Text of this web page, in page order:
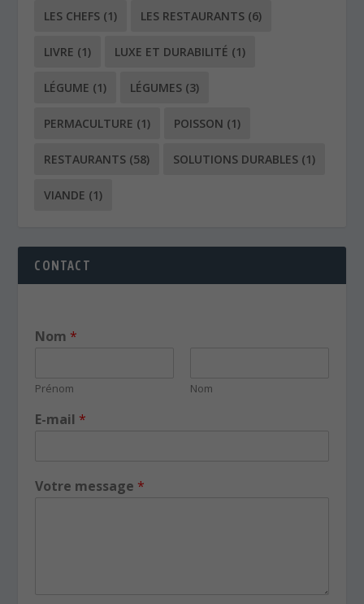
LES CHEFS (1) LES RESTAURANTS (6)
LIVRE (1) LUXE ET DURABILITÉ (1)
LÉGUME (1) LÉGUMES (3)
PERMACULTURE (1) POISSON (1)
RESTAURANTS (58) SOLUTIONS DURABLES (1)
VIANDE (1)
CONTACT
Nom *
Prénom Nom
E-mail *
Votre message *